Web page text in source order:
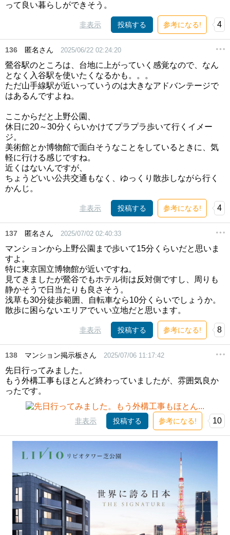
って良い暮らしができそう。
非表示 投稿する 参考になる! 4
136 匿名さん 2025/06/22 02:24:20
鶯谷駅のところは、台地に上がっていく感覚なので、なん
となく入谷駅を使いたくなるかも。。。
ただ山手線駅が近いっていうのは大きなアドバンテージで
はあるんですよね。
ここからだと上野公園、
休日に20～30分くらいかけてプラプラ歩いて行くイメー
ジ。
美術館とか博物館で面白そうなことをしているときに、気
軽に行ける感じですね。
近くはないんですが、
ちょうどいい公共交通もなく、ゆっくり散歩しながら行く
かんじ。
非表示 投稿する 参考になる! 4
137 匿名さん 2025/07/02 02:40:33
マンションから上野公園まで歩いて15分くらいだと思いま
すよ。
特に東京国立博物館が近いですね。
見てきましたが鶯谷でもホテル街は反対側ですし、周りも
静かそうで日当たりも良さそう。
浅草も30分徒歩範囲、自転車なら10分くらいでしょうか。
散歩に困らないエリアでいい立地だと思います。
非表示 投稿する 参考になる! 8
138 マンション掲示板さん 2025/07/06 11:17:42
先日行ってみました。
もう外構工事もほとんど終わっていましたが、雰囲気良か
ったです。
非表示 投稿する 参考になる! 10